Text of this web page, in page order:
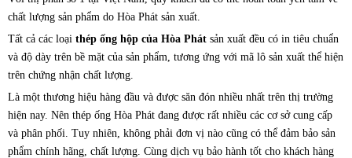
chất lượng sản phẩm do Hòa Phát sản xuất.
Tất cả các loại thép ống hộp của Hòa Phát sản xuất đều có in tiêu chuẩn
và độ dày trên bề mặt của sản phẩm, tương ứng với mã lô sản xuất thể hiện
trên chứng nhận chất lượng.
Là một thương hiệu hàng đầu và được săn đón nhiều nhất trên thị trường
hiện nay. Nên thép ống Hòa Phát đang được rất nhiều các cơ sở cung cấp
và phân phối. Tuy nhiên, không phải đơn vị nào cũng có thể đảm bảo sản
phẩm chính hãng, chất lượng. Cùng dịch vụ bảo hành tốt cho khách hàng